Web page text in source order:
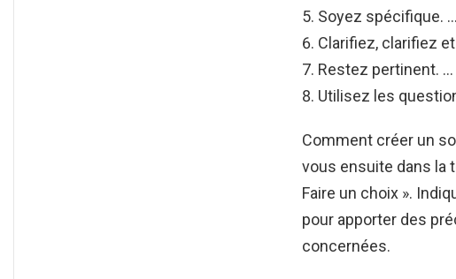
Soyez spécifique. …
Clarifiez, clarifiez
Restez pertinent. …
Utilisez les
Comment créer un
vous ensuite dans la
Faire un choix ».
pour apporter des
concernées.